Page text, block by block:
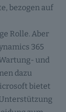
bezogen auf
Rolle. Aber
365
und
dazu
bietet